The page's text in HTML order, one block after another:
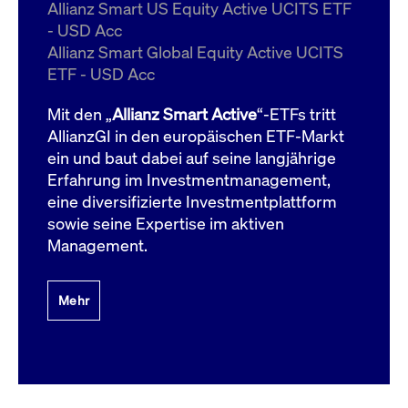
Allianz Smart US Equity Active UCITS ETF
- USD Acc
Allianz Smart Global Equity Active UCITS
ETF - USD Acc
Mit den „Allianz Smart Active“-ETFs tritt
AllianzGI in den europäischen ETF-Markt
ein und baut dabei auf seine langjährige
Erfahrung im Investmentmanagement,
eine diversifizierte Investmentplattform
sowie seine Expertise im aktiven
Management.
Mehr
ApplicationGatewayAffinityCORS
boerse.com
Domain
bis